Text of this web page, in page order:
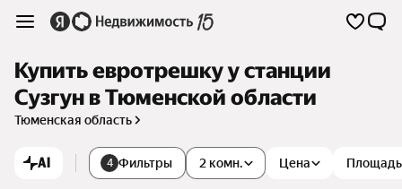
Купить евротрешку у станции
Сузгун в Тюменской области
Тюменская область
AI 4 Фильтры 2 комн. Цена Площадь